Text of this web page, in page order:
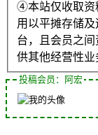
④本站仅收取资
用以平摊存储
台，且会员之
供其他经营性业
投稿会员：阿宏